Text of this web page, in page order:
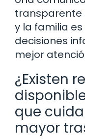
transparente
y la familia
decisiones
mejor
¿Existen
que
mayor